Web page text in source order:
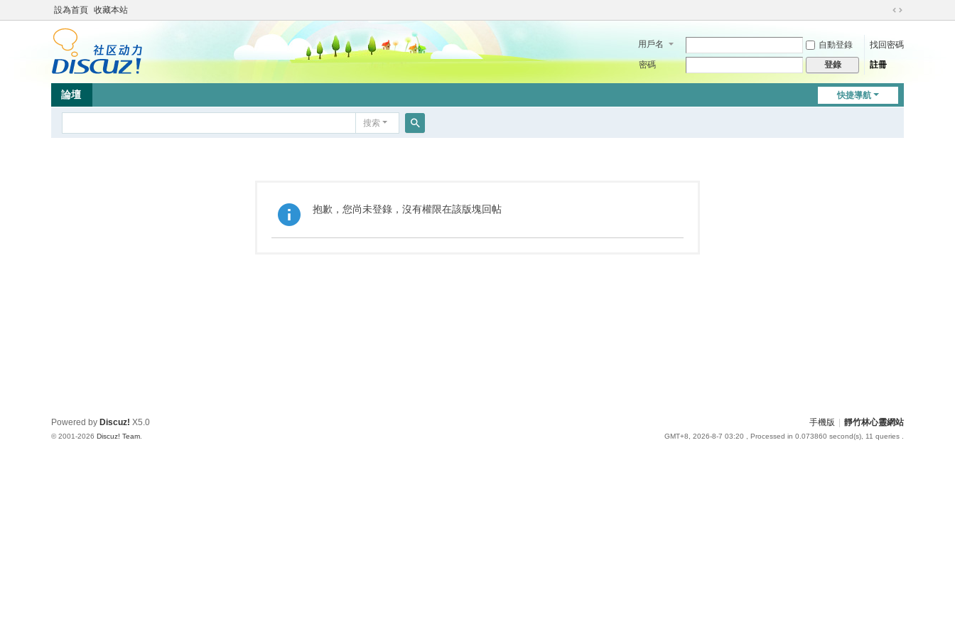
設為首頁 收藏本站
切
到
用戶名 自動登錄
找回密碼
密碼
登錄 註冊
快捷導航
論壇
搜索
抱歉，您尚未登錄，沒有權限在該版塊回帖
手機版 靜竹林心靈網站
GMT+8, 2026-8-7 03:20 , Processed in 0.073860 second(s), 11 queries .
Powered by Discuz! X5.0
© 2001-2026 Discuz! Team